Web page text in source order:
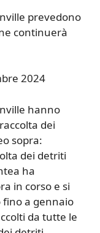
prevedono
continuerà
2024
hanno
dei
sopra:
dei detriti
ha
in corso e si
a gennaio
da tutte le